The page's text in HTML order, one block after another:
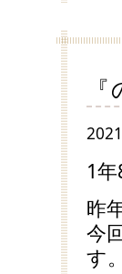
1
昨
今
す。